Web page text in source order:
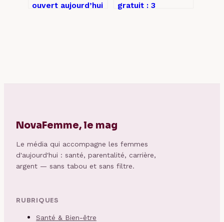
ouvert aujourd’hui
gratuit : 3
NovaFemme, le mag
Le média qui accompagne les femmes
d'aujourd'hui : santé, parentalité, carrière,
argent — sans tabou et sans filtre.
RUBRIQUES
Santé & Bien-être